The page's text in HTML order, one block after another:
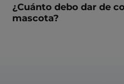
¿Cuánto debo dar de
mascota?